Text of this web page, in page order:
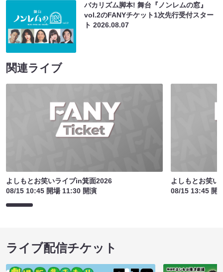
バカリズム脚本! 舞台『ノンレムの窓』
vol.2のFANYチケット1次先行受付スター
ト2026.08.07
関連ライブ
よしもとお笑いライブin箕面2026
08/15 10:45 開場 11:30 開演
よしもとお笑
08/15 13:45 開
ライブ配信チケット